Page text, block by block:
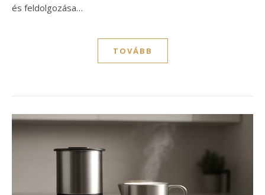
és feldolgozása…
TOVÁBB